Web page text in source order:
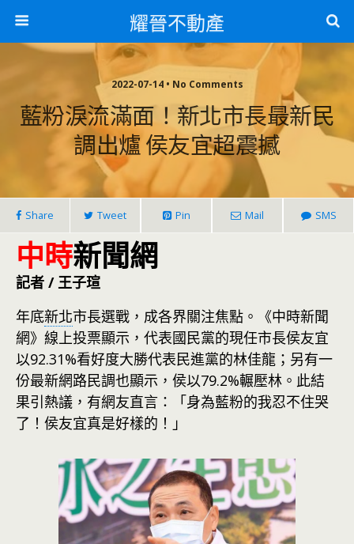
耀晉不動產
2022-07-14 • No Comments
藍粉淚流滿面！新北市長最新民
調出爐 侯友宜超震撼
Share Tweet Pin Mail SMS
中時新聞網
記者 / 王子瑄
年底新北市長選戰，成各界關注焦點。《中時新聞
網》線上投票顯示，代表國民黨的現任市長侯友宜
以92.31%看好度大勝代表民進黨的林佳龍；另有一
份最新網路民調也顯示，侯以79.2%輾壓林。此結
果引熱議，有網友直言：「身為藍粉的我忍不住哭
了！侯友宜真是好樣的！」